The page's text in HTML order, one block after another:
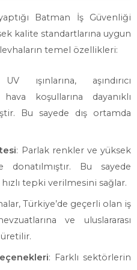
Batman İş Güvenliği
kalite standartlarına uygun
temel özellikleri:
ışınlarına, aşındırıcı
koşullarına dayanıklı
Bu sayede dış ortamda
: Parlak renkler ve yüksek
Bu sayede
tepki verilmesini sağlar.
Türkiye’de geçerli olan iş
ve uluslararası
: Farklı sektörlerin